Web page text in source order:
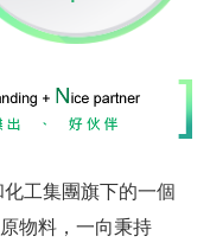
工集團旗下的一個
物料，一向秉持